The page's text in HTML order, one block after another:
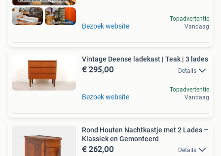
Bezoek website
Topadvertentie
Vandaag
Vintage Deense ladekast | Teak | 3 lades
€ 295,00 Details
Bezoek website
Topadvertentie
Vandaag
Rond Houten Nachtkastje met 2 Lades –
Klassiek en Gemonteerd
€ 262,00 Details